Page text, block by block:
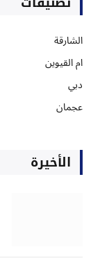
الشارقة
ام القيوين
دبي
عجمان
الأخيرة